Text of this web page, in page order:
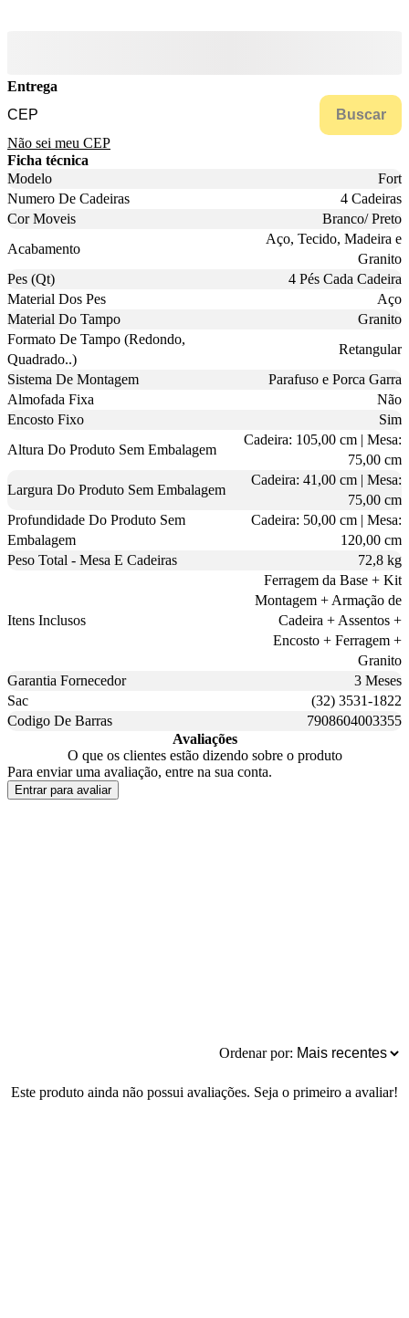
Entrega
Buscar
Não sei meu CEP
Ficha técnica
Modelo
Fort
Numero De Cadeiras
4 Cadeiras
Cor Moveis
Branco/ Preto
Acabamento
Aço, Tecido, Madeira e
Granito
Pes (Qt)
4 Pés Cada Cadeira
Material Dos Pes
Aço
Material Do Tampo
Granito
Formato De Tampo (Redondo,
Quadrado..)
Retangular
Sistema De Montagem
Parafuso e Porca Garra
Almofada Fixa
Não
Encosto Fixo
Sim
Altura Do Produto Sem Embalagem
Cadeira: 105,00 cm | Mesa:
75,00 cm
Largura Do Produto Sem Embalagem
Cadeira: 41,00 cm | Mesa:
75,00 cm
Profundidade Do Produto Sem
Embalagem
Cadeira: 50,00 cm | Mesa:
120,00 cm
Peso Total - Mesa E Cadeiras
72,8 kg
Itens Inclusos
Ferragem da Base + Kit
Montagem + Armação de
Cadeira + Assentos +
Encosto + Ferragem +
Granito
Garantia Fornecedor
3 Meses
Sac
(32) 3531-1822
Codigo De Barras
7908604003355
Avaliações
O que os clientes estão dizendo sobre o produto
Para enviar uma avaliação, entre na sua conta.
Entrar para avaliar
Ordenar por:
Este produto ainda não possui avaliações. Seja o primeiro a avaliar!